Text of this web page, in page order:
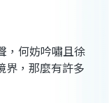
，何妨吟嘯且徐
界，那麼有許多